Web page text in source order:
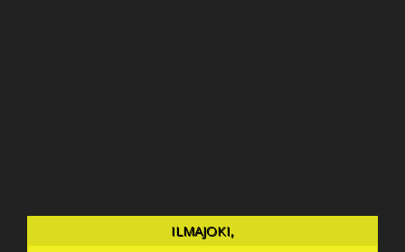
ILMAJOKI,